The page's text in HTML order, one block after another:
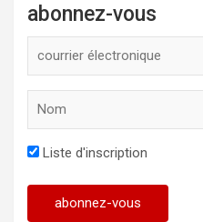
abonnez-vous
Liste d'inscription